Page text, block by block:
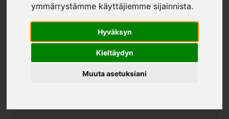
ymmärrystämme käyttäjiemme sijainnista.
Hyväksyn
Kieltäydyn
Muuta asetuksiani